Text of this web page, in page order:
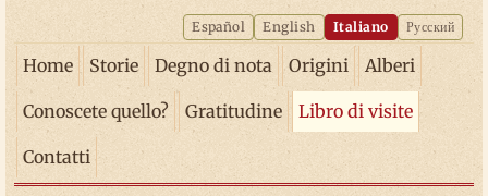
Español English Italiano Русский
Home Storie Degno di nota Origini Alberi
Conoscete quello? Gratitudine Libro di visite
Contatti